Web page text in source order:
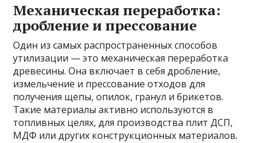
Механическая переработка:
дробление и прессование
Один из самых распространенных способов
утилизации — это механическая переработка
древесины. Она включает в себя дробление,
измельчение и прессование отходов для
получения щепы, опилок, гранул и брикетов.
Такие материалы активно используются в
топливных целях, для производства плит ДСП,
МДФ или других конструкционных материалов.